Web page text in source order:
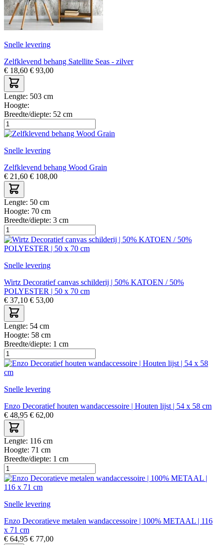
Snelle levering
Zelfklevend behang Satellite Seas - zilver
€ 18,60 € 93,00
Lengte: 503 cm
Hoogte:
Breedte/diepte: 52 cm
Snelle levering
Zelfklevend behang Wood Grain
€ 21,60 € 108,00
Lengte: 50 cm
Hoogte: 70 cm
Breedte/diepte: 3 cm
Snelle levering
Wirtz Decoratief canvas schilderij | 50% KATOEN / 50%
POLYESTER | 50 x 70 cm
€ 37,10 € 53,00
Lengte: 54 cm
Hoogte: 58 cm
Breedte/diepte: 1 cm
Snelle levering
Enzo Decoratief houten wandaccessoire | Houten lijst | 54 x 58 cm
€ 48,95 € 62,00
Lengte: 116 cm
Hoogte: 71 cm
Breedte/diepte: 1 cm
Snelle levering
Enzo Decoratieve metalen wandaccessoire | 100% METAAL | 116
x 71 cm
€ 64,95 € 77,00